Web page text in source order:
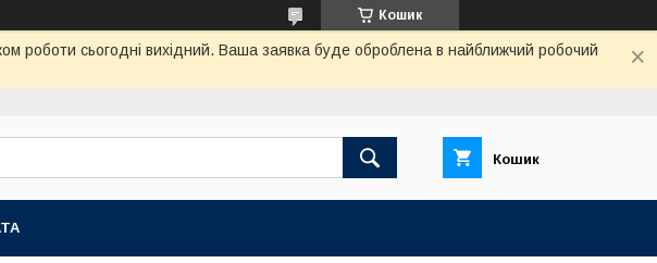
Кошик
роботи сьогодні вихідний. Ваша заявка буде оброблена в найближчий робочий
Кошик